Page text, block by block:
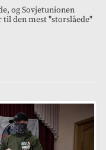
og Sovjetunionen
til den mest "storslåede"